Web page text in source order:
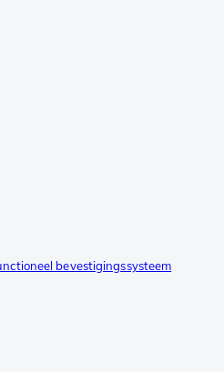
bevestigingssysteem